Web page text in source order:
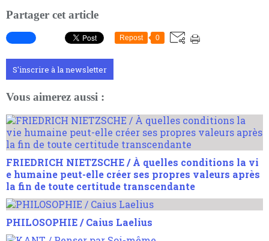
Partager cet article
Repost 0
S'inscrire à la newsletter
Vous aimerez aussi :
FRIEDRICH NIETZSCHE / À quelles conditions la vi
e humaine peut-elle créer ses propres valeurs après
la fin de toute certitude transcendante
PHILOSOPHIE / Caius Laelius